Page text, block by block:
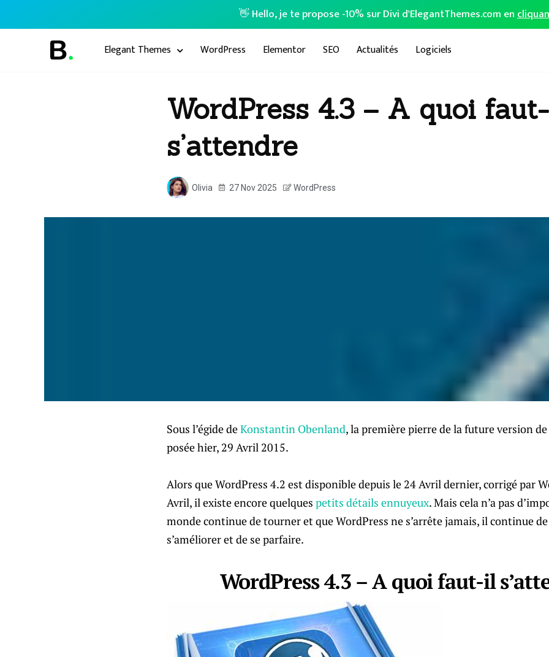
👋 Hello, je te propose -10% sur Divi d'ElegantThemes.com en
Elegant Themes WordPress Elementor SEO Actualités Logiciels
WordPress 4.3 – A quoi
s’attendre
Olivia 27 Nov 2025 WordPress
Sous l’égide deKonstantin Obenland, la première pierre de la future version
posée hier, 29 Avril 2015.
Alors que WordPress 4.2 est disponible depuis le 24 Avril dernier, corrigé par
Avril, il existe encore quelques petits détails ennuyeux. Mais cela n’a pas
monde continue de tourner et que WordPress ne s’arrête jamais, il continue
s’améliorer et de se parfaire.
WordPress 4.3 – A quoi faut-il